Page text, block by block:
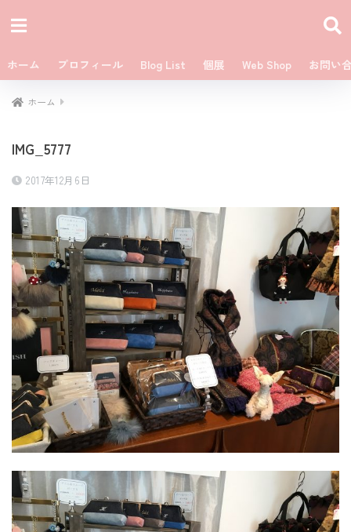
ホーム プロフィール Blog List 個展 Web Shop お問い
ホーム
IMG_5777
2017年12月6日